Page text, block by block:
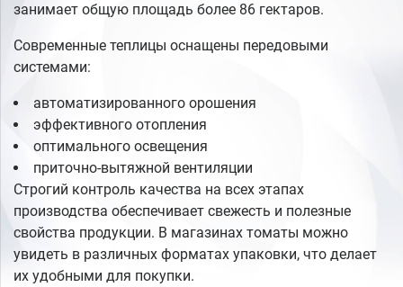
занимает общую площадь более 86 гектаров.
Современные теплицы оснащены передовыми
системами:
автоматизированного орошения
эффективного отопления
оптимального освещения
приточно-вытяжной вентиляции
Строгий контроль качества на всех этапах
производства обеспечивает свежесть и полезные
свойства продукции. В магазинах томаты можно
увидеть в различных форматах упаковки, что делает
их удобными для покупки.